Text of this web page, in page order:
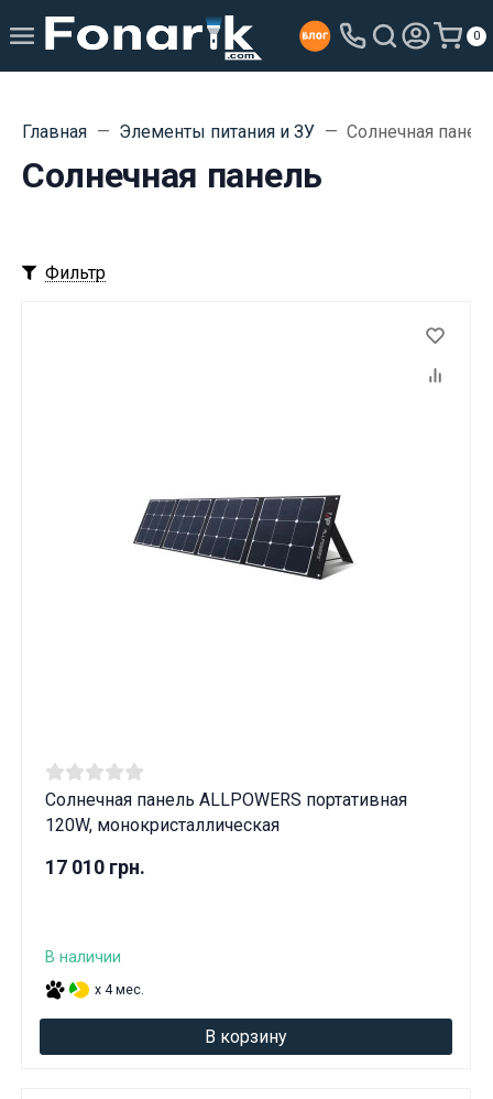
0
Главная Элементы питания и ЗУ Солнечная
Солнечная панель
Фильтр
Солнечная панель ALLPOWERS портативная
120W, монокристаллическая
17 010 грн.
В наличии
x 4 мес.
В корзину